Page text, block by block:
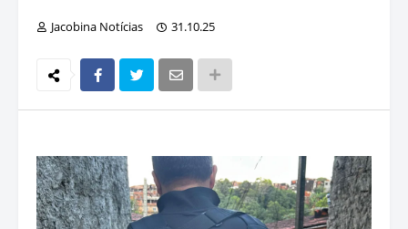
Jacobina Notícias 31.10.25